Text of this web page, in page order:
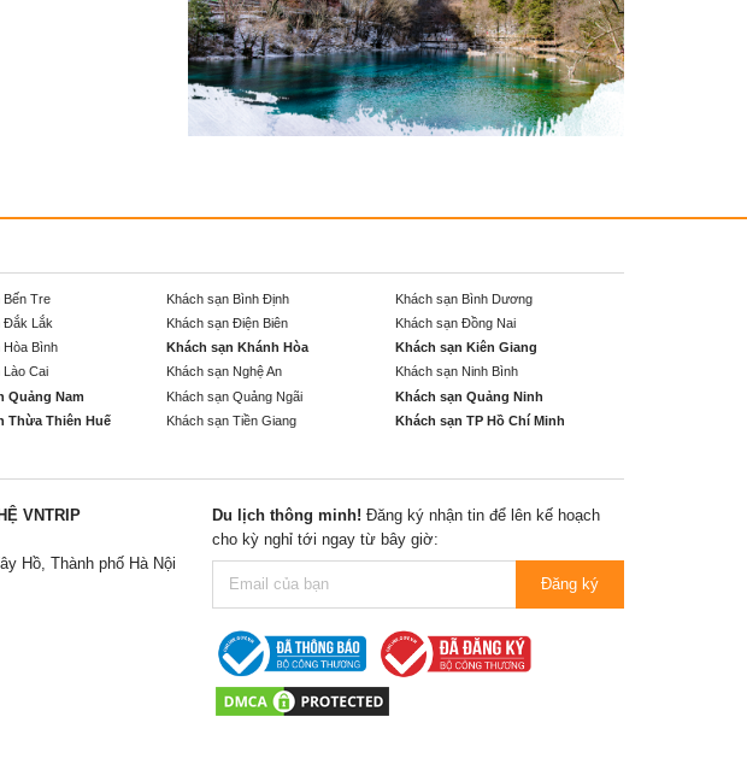
Bến Tre Khách sạn Bình Định
Khách sạn Bình Dương
Đắk Lắk Khách sạn Điện Biên
Khách sạn Đồng Nai
Hòa Bình Khách sạn Khánh Hòa
Khách sạn Kiên Giang
Lào Cai Khách sạn Nghệ An
Khách sạn Ninh Bình
Quảng Nam Khách sạn Quảng Ngãi
Khách sạn Quảng Ninh
Thừa Thiên Huế Khách sạn Tiền Giang
Khách sạn TP Hồ Chí Minh
VNTRIP
Hồ, Thành phố Hà Nội
Du lịch thông minh! Đăng ký nhận tin để lên kế hoạch
cho kỳ nghỉ tới ngay từ bây giờ:
Đăng ký